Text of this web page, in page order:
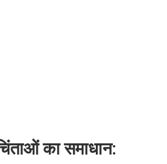
का समाधान: